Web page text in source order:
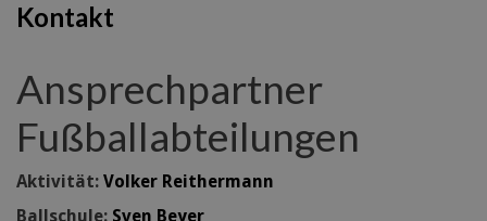
Kontakt
Ansprechpartner
Fußballabteilungen
Aktivität: Volker Reithermann
Ballschule: Sven Beyer